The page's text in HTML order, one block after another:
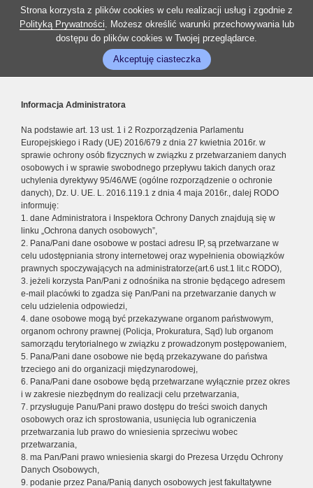
Strona korzysta z plików cookies w celu realizacji usług i zgodnie z
Polityką Prywatności. Możesz określić warunki przechowywania lub
dostępu do plików cookies w Twojej przeglądarce.
Akceptuję ciasteczka
Informacja Administratora
Na podstawie art. 13 ust. 1 i 2 Rozporządzenia Parlamentu
Europejskiego i Rady (UE) 2016/679 z dnia 27 kwietnia 2016r. w
sprawie ochrony osób fizycznych w związku z przetwarzaniem danych
osobowych i w sprawie swobodnego przepływu takich danych oraz
uchylenia dyrektywy 95/46/WE (ogólne rozporządzenie o ochronie
danych), Dz. U. UE. L. 2016.119.1 z dnia 4 maja 2016r., dalej RODO
informuję:
1. dane Administratora i Inspektora Ochrony Danych znajdują się w
linku „Ochrona danych osobowych”,
2. Pana/Pani dane osobowe w postaci adresu IP, są przetwarzane w
celu udostępniania strony internetowej oraz wypełnienia obowiązków
prawnych spoczywających na administratorze(art.6 ust.1 lit.c RODO),
3. jeżeli korzysta Pan/Pani z odnośnika na stronie będącego adresem
e-mail placówki to zgadza się Pan/Pani na przetwarzanie danych w
celu udzielenia odpowiedzi,
4. dane osobowe mogą być przekazywane organom państwowym,
organom ochrony prawnej (Policja, Prokuratura, Sąd) lub organom
samorządu terytorialnego w związku z prowadzonym postępowaniem,
5. Pana/Pani dane osobowe nie będą przekazywane do państwa
trzeciego ani do organizacji międzynarodowej,
6. Pana/Pani dane osobowe będą przetwarzane wyłącznie przez okres
i w zakresie niezbędnym do realizacji celu przetwarzania,
7. przysługuje Panu/Pani prawo dostępu do treści swoich danych
osobowych oraz ich sprostowania, usunięcia lub ograniczenia
przetwarzania lub prawo do wniesienia sprzeciwu wobec
przetwarzania,
8. ma Pan/Pani prawo wniesienia skargi do Prezesa Urzędu Ochrony
Danych Osobowych,
9. podanie przez Pana/Panią danych osobowych jest fakultatywne